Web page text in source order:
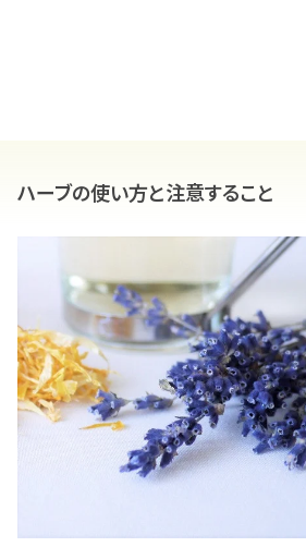
ハーブの使い方と注意すること